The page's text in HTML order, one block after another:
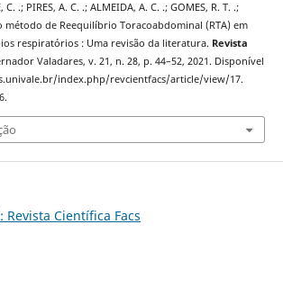
C. .; PIRES, A. C. .; ALMEIDA, A. C. .; GOMES, R. T. .;
método de Reequilíbrio Toracoabdominal (RTA) em
respiratórios : Uma revisão da literatura. Revista
Valadares, v. 21, n. 28, p. 44–52, 2021. Disponível
index.php/revcientfacs/article/view/17.
Revista Científica Facs